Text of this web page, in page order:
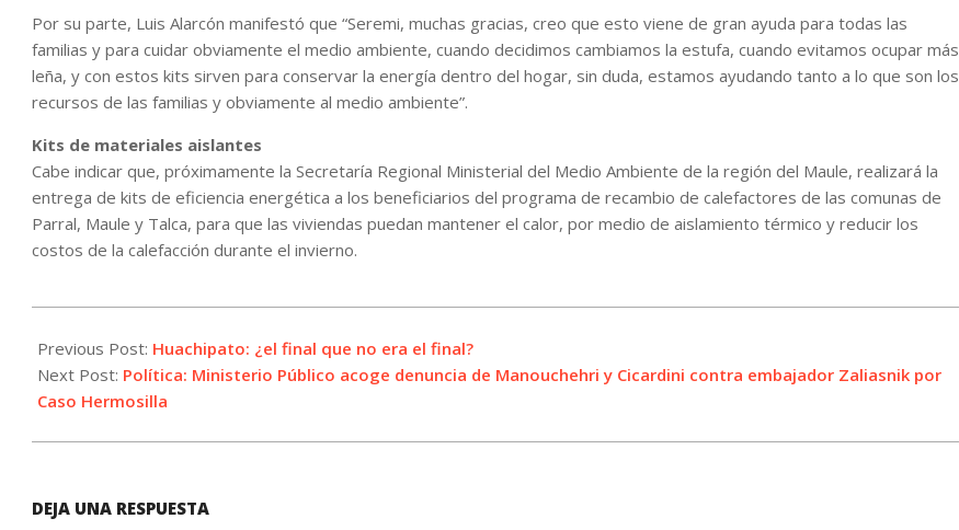
Por su parte, Luis Alarcón manifestó que “Seremi, muchas gracias, creo que esto viene de gran ayuda para todas las
familias y para cuidar obviamente el medio ambiente, cuando decidimos cambiamos la estufa, cuando evitamos ocupar más
leña, y con estos kits sirven para conservar la energía dentro del hogar, sin duda, estamos ayudando tanto a lo que son los
recursos de las familias y obviamente al medio ambiente”.
Kits de materiales aislantes
Cabe indicar que, próximamente la Secretaría Regional Ministerial del Medio Ambiente de la región del Maule, realizará la
entrega de kits de eficiencia energética a los beneficiarios del programa de recambio de calefactores de las comunas de
Parral, Maule y Talca, para que las viviendas puedan mantener el calor, por medio de aislamiento térmico y reducir los
costos de la calefacción durante el invierno.
06-
10
Previous Post: Huachipato: ¿el final que no era el final?
Next Post: Política: Ministerio Público acoge denuncia de Manouchehri y Cicardini contra embajador Zaliasnik por
Caso Hermosilla
DEJA UNA RESPUESTA